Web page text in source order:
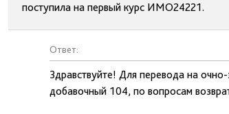
поступила на первый курс ИМО24221.
Ответ:
Здравствуйте! Для перевода на
добавочный 104, по вопросам